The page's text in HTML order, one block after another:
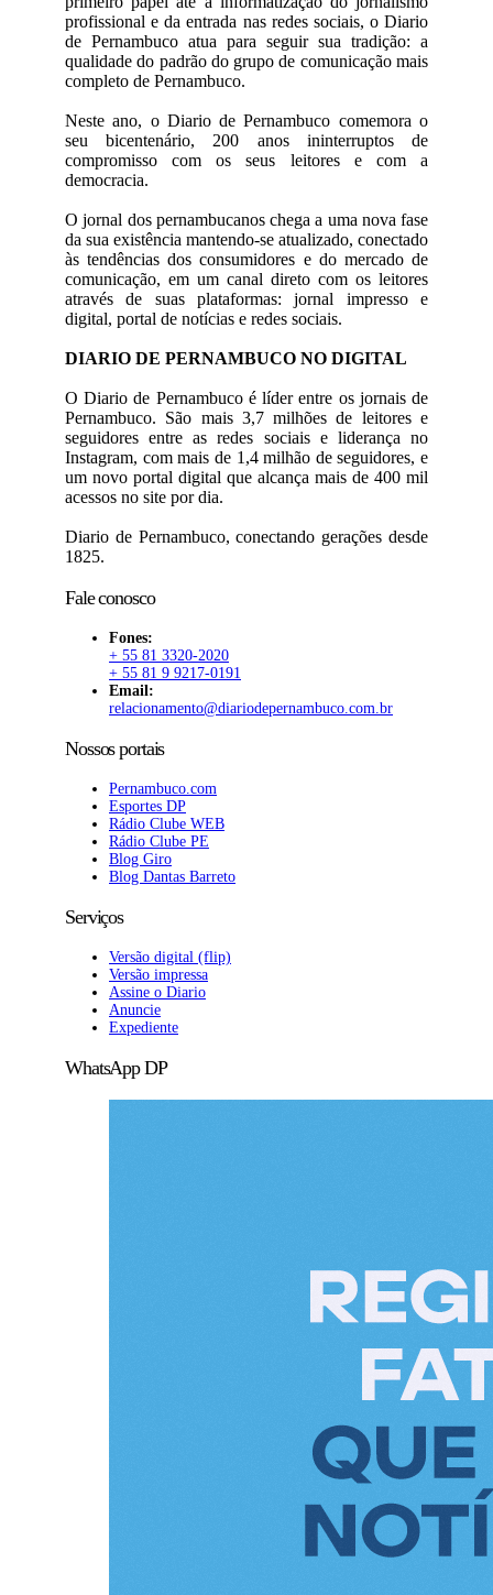
profissional e da entrada nas redes sociais, o Diario
de Pernambuco atua para seguir sua tradição: a
qualidade do padrão do grupo de comunicação mais
completo de Pernambuco.
Neste ano, o Diario de Pernambuco comemora o
seu bicentenário, 200 anos ininterruptos de
compromisso com os seus leitores e com a
democracia.
O jornal dos pernambucanos chega a uma nova fase
da sua existência mantendo-se atualizado, conectado
às tendências dos consumidores e do mercado de
comunicação, em um canal direto com os leitores
através de suas plataformas: jornal impresso e
digital, portal de notícias e redes sociais.
DIARIO DE PERNAMBUCO NO DIGITAL
O Diario de Pernambuco é líder entre os jornais de
Pernambuco. São mais 3,7 milhões de leitores e
seguidores entre as redes sociais e liderança no
Instagram, com mais de 1,4 milhão de seguidores, e
um novo portal digital que alcança mais de 400 mil
acessos no site por dia.
Diario de Pernambuco, conectando gerações desde
1825.
Fale conosco
Fones:
+ 55 81 3320-2020
+ 55 81 9 9217-0191
Email:
relacionamento@diariodepernambuco.com.br
Nossos portais
Pernambuco.com
Esportes DP
Rádio Clube WEB
Rádio Clube PE
Blog Giro
Blog Dantas Barreto
Serviços
Versão digital (flip)
Versão impressa
Assine o Diario
Anuncie
Expediente
WhatsApp DP